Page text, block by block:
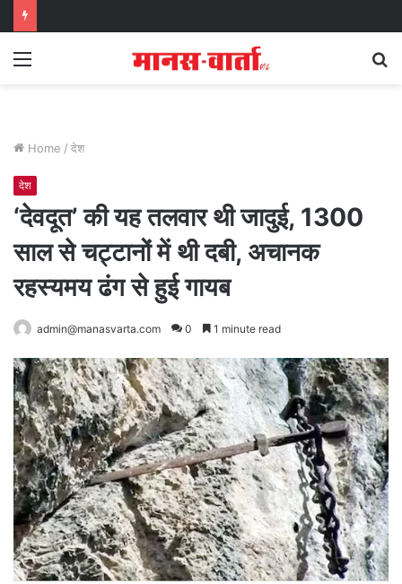
Menu
Home / देश
देश
‘देवदूत’ की यह तलवार थी जादुई, 1300
साल से चट्टानों में थी दबी, अचानक
रहस्यमय ढंग से हुई गायब
admin@manasvarta.com 0 1 minute read